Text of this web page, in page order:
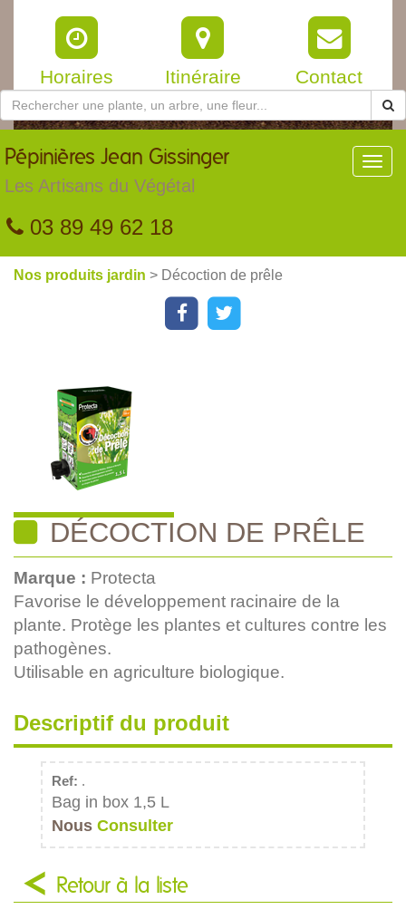
Horaires Itinéraire Contact
Pépinières Jean Gissinger
Les Artisans du Végétal
03 89 49 62 18
Nos produits jardin > Décoction de prêle
DÉCOCTION DE PRÊLE
Marque : Protecta
Favorise le développement racinaire de la
plante. Protège les plantes et cultures contre les
pathogènes.
Utilisable en agriculture biologique.
Descriptif du produit
Ref: .
Bag in box 1,5 L
Nous Consulter
Retour à la liste